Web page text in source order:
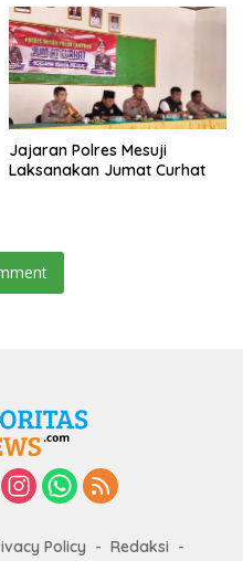
Jajaran Polres Mesuji
Laksanakan Jumat Curhat
Policy
Redaksi